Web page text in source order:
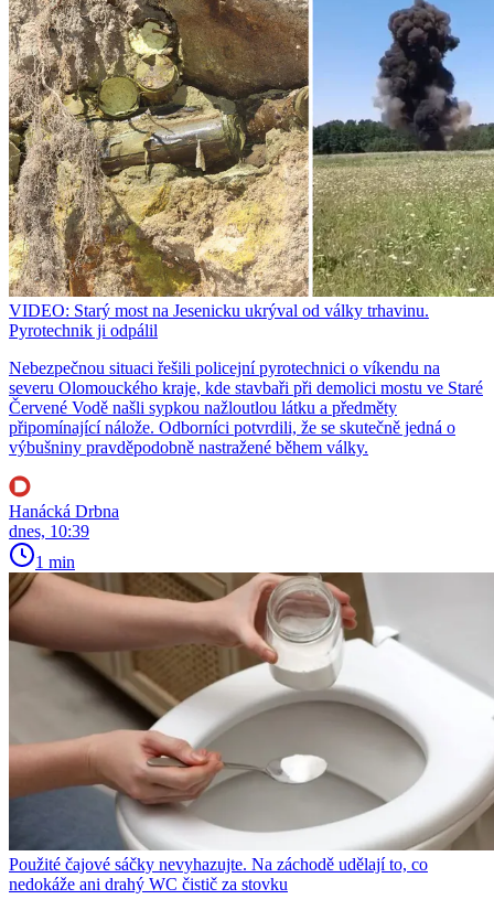
VIDEO: Starý most na Jesenicku ukrýval od války trhavinu.
Pyrotechnik ji odpálil
Nebezpečnou situaci řešili policejní pyrotechnici o víkendu na
severu Olomouckého kraje, kde stavbaři při demolici mostu ve Staré
Červené Vodě našli sypkou nažloutlou látku a předměty
připomínající nálože. Odborníci potvrdili, že se skutečně jedná o
výbušniny pravděpodobně nastražené během války.
Hanácká Drbna
dnes, 10:39
1 min
Použité čajové sáčky nevyhazujte. Na záchodě udělají to, co
nedokáže ani drahý WC čistič za stovku